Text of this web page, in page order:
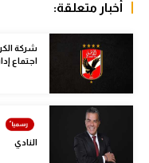
أمم إفريقيا
كرة السلة الأمريكية
كرة سلة
كرة يد
كرة طائرة
أخبار متعلقة:
شركة
اجتماع
النادي